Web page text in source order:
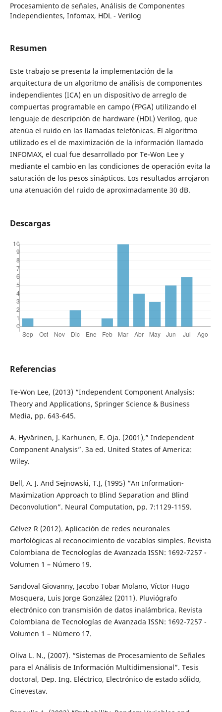
Procesamiento de señales, Análisis de Componentes
Independientes, Infomax, HDL - Verilog
Resumen
Este trabajo se presenta la implementación de la
arquitectura de un algoritmo de análisis de componentes
independientes (ICA) en un dispositivo de arreglo de
compuertas programable en campo (FPGA) utilizando el
lenguaje de descripción de hardware (HDL) Verilog, que
atenúa el ruido en las llamadas telefónicas. El algoritmo
utilizado es el de maximización de la información llamado
INFOMAX, el cual fue desarrollado por Te-Won Lee y
mediante el cambio en las condiciones de operación evita la
saturación de los pesos sinápticos. Los resultados arrojaron
una atenuación del ruido de aproximadamente 30 dB.
Descargas
Referencias
Te-Won Lee, (2013) “Independent Component Analysis:
Theory and Applications, Springer Science & Business
Media, pp. 643-645.
A. Hyvärinen, J. Karhunen, E. Oja. (2001),” Independent
Component Analysis”. 3a ed. United States of America:
Wiley.
Bell, A. J. And Sejnowski, T.J, (1995) “An Information-
Maximization Approach to Blind Separation and Blind
Deconvolution”. Neural Computation, pp. 7:1129-1159.
Gélvez R (2012). Aplicación de redes neuronales
morfológicas al reconocimiento de vocablos simples. Revista
Colombiana de Tecnologías de Avanzada ISSN: 1692-7257 -
Volumen 1 – Número 19.
Sandoval Giovanny, Jacobo Tobar Molano, Víctor Hugo
Mosquera, Luis Jorge González (2011). Pluviógrafo
electrónico con transmisión de datos inalámbrica. Revista
Colombiana de Tecnologías de Avanzada ISSN: 1692-7257 -
Volumen 1 – Número 17.
Oliva L. N., (2007). “Sistemas de Procesamiento de Señales
para el Análisis de Información Multidimensional”. Tesis
doctoral, Dep. Ing. Eléctrico, Electrónico de estado sólido,
Cinevestav.